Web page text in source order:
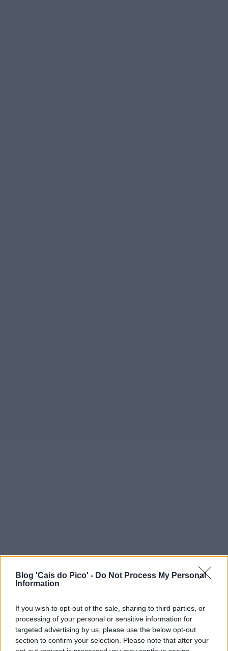
Blog 'Cais do Pico' - Do Not Process My Personal
Information
If you wish to opt-out of the sale, sharing to third parties, or
processing of your personal or sensitive information for
targeted advertising by us, please use the below opt-out
section to confirm your selection. Please note that after your